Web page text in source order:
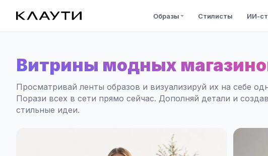
Образы Стилисты ИИ-
Витрины модных
Просматривай ленты образов и визуализируй их на себе
Порази всех в сети прямо сейчас. Дополняй детали и
стильные идеи.